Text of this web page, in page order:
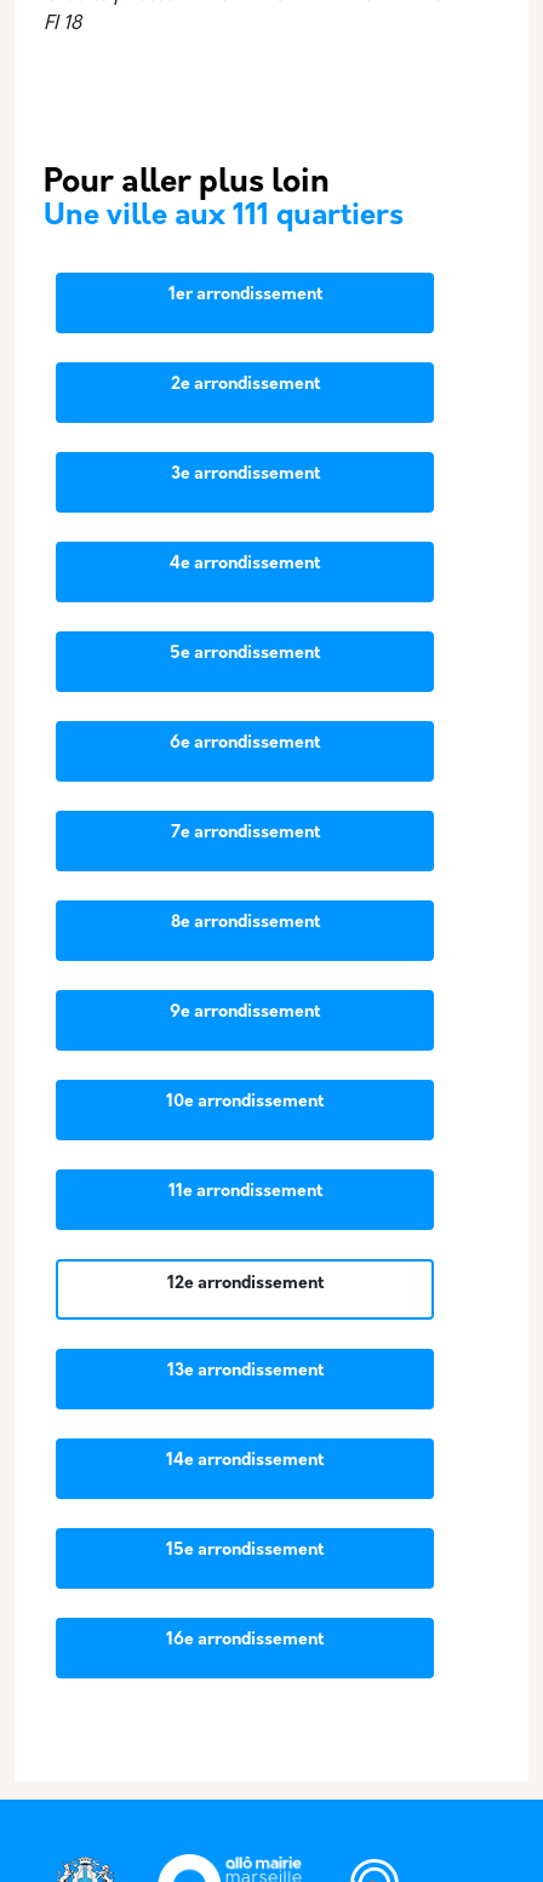
FI 18
Pour aller plus loin
Une ville aux 111 quartiers
1er arrondissement
2e arrondissement
3e arrondissement
4e arrondissement
5e arrondissement
6e arrondissement
7e arrondissement
8e arrondissement
9e arrondissement
10e arrondissement
11e arrondissement
12e arrondissement
13e arrondissement
14e arrondissement
15e arrondissement
16e arrondissement